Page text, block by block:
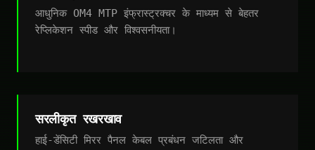
आधुनिक OM4 MTP इंफ्रास्ट्रक्चर के माध्यम से बेहतर
रेप्लिकेशन स्पीड और विश्वसनीयता।
सरलीकृत रखरखाव
हाई-डेंसिटी मिरर पैनल केबल प्रबंधन जटिलता और